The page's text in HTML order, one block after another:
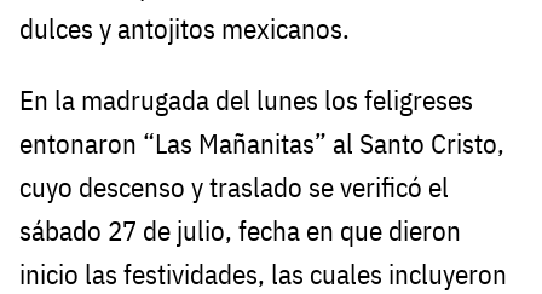
dulces y antojitos mexicanos.
En la madrugada del lunes los feligreses
entonaron “Las Mañanitas” al Santo Cristo,
cuyo descenso y traslado se verificó el
sábado 27 de julio, fecha en que dieron
inicio las festividades, las cuales incluyeron